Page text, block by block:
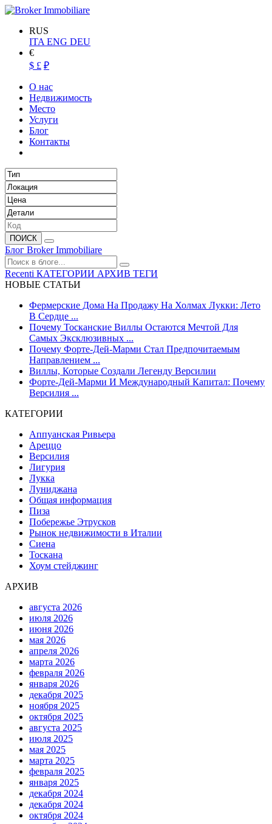
RUS
ITA ENG DEU
€
$ £ ₽
О нас
Недвижимость
Место
Услуги
Блог
Контакты
ПОИСК
Блог Broker Immobiliare
Recenti КАТЕГОРИИ АРХИВ ТЕГИ
НОВЫЕ СТАТЬИ
Фермерские Дома На Продажу На Холмах Лукки: Лето
В Сердце ...
Почему Тосканские Виллы Остаются Мечтой Для
Самых Эксклюзивных ...
Почему Форте-Дей-Марми Стал Предпочитаемым
Направлением ...
Виллы, Которые Создали Легенду Версилии
Форте-Дей-Марми И Международный Капитал: Почему
Версилия ...
КАТЕГОРИИ
Аппуанская Ривьера
Ареццо
Версилия
Лигурия
Лукка
Луниджана
Общая информация
Пиза
Побережье Этрусков
Рынок недвижимости в Италии
Сиена
Тоскана
Хоум стейджинг
АРХИВ
августа 2026
июля 2026
июня 2026
мая 2026
апреля 2026
марта 2026
февраля 2026
января 2026
декабря 2025
ноября 2025
октября 2025
августа 2025
июля 2025
мая 2025
марта 2025
февраля 2025
января 2025
декабря 2024
декабря 2024
октября 2024